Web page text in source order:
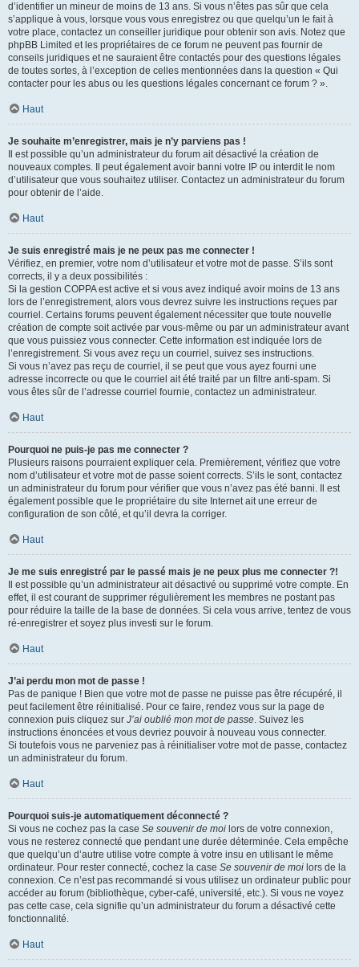
d’identifier un mineur de moins de 13 ans. Si vous n’êtes pas sûr que cela
s’applique à vous, lorsque vous vous enregistrez ou que quelqu’un le fait à
votre place, contactez un conseiller juridique pour obtenir son avis. Notez que
phpBB Limited et les propriétaires de ce forum ne peuvent pas fournir de
conseils juridiques et ne sauraient être contactés pour des questions légales
de toutes sortes, à l’exception de celles mentionnées dans la question « Qui
contacter pour les abus ou les questions légales concernant ce forum ? ».
Haut
Je souhaite m’enregistrer, mais je n’y parviens pas !
Il est possible qu’un administrateur du forum ait désactivé la création de
nouveaux comptes. Il peut également avoir banni votre IP ou interdit le nom
d’utilisateur que vous souhaitez utiliser. Contactez un administrateur du forum
pour obtenir de l’aide.
Haut
Je suis enregistré mais je ne peux pas me connecter !
Vérifiez, en premier, votre nom d’utilisateur et votre mot de passe. S’ils sont
corrects, il y a deux possibilités :
Si la gestion COPPA est active et si vous avez indiqué avoir moins de 13 ans
lors de l’enregistrement, alors vous devrez suivre les instructions reçues par
courriel. Certains forums peuvent également nécessiter que toute nouvelle
création de compte soit activée par vous-même ou par un administrateur avant
que vous puissiez vous connecter. Cette information est indiquée lors de
l’enregistrement. Si vous avez reçu un courriel, suivez ses instructions.
Si vous n’avez pas reçu de courriel, il se peut que vous ayez fourni une
adresse incorrecte ou que le courriel ait été traité par un filtre anti-spam. Si
vous êtes sûr de l’adresse courriel fournie, contactez un administrateur.
Haut
Pourquoi ne puis-je pas me connecter ?
Plusieurs raisons pourraient expliquer cela. Premièrement, vérifiez que votre
nom d’utilisateur et votre mot de passe soient corrects. S’ils le sont, contactez
un administrateur du forum pour vérifier que vous n’avez pas été banni. Il est
également possible que le propriétaire du site Internet ait une erreur de
configuration de son côté, et qu’il devra la corriger.
Haut
Je me suis enregistré par le passé mais je ne peux plus me connecter ?!
Il est possible qu’un administrateur ait désactivé ou supprimé votre compte. En
effet, il est courant de supprimer régulièrement les membres ne postant pas
pour réduire la taille de la base de données. Si cela vous arrive, tentez de vous
ré-enregistrer et soyez plus investi sur le forum.
Haut
J’ai perdu mon mot de passe !
Pas de panique ! Bien que votre mot de passe ne puisse pas être récupéré, il
peut facilement être réinitialisé. Pour ce faire, rendez vous sur la page de
connexion puis cliquez sur J’ai oublié mon mot de passe. Suivez les
instructions énoncées et vous devriez pouvoir à nouveau vous connecter.
Si toutefois vous ne parveniez pas à réinitialiser votre mot de passe, contactez
un administrateur du forum.
Haut
Pourquoi suis-je automatiquement déconnecté ?
Si vous ne cochez pas la case Se souvenir de moi lors de votre connexion,
vous ne resterez connecté que pendant une durée déterminée. Cela empêche
que quelqu’un d’autre utilise votre compte à votre insu en utilisant le même
ordinateur. Pour rester connecté, cochez la case Se souvenir de moi lors de la
connexion. Ce n’est pas recommandé si vous utilisez un ordinateur public pour
accéder au forum (bibliothèque, cyber-café, université, etc.). Si vous ne voyez
pas cette case, cela signifie qu’un administrateur du forum a désactivé cette
fonctionnalité.
Haut